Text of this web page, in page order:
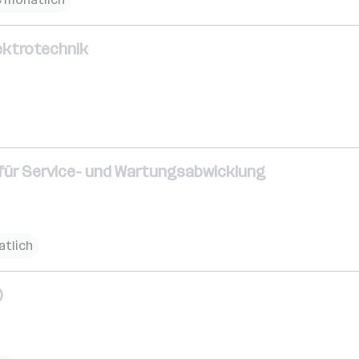
Service- und Wartungsabwicklung